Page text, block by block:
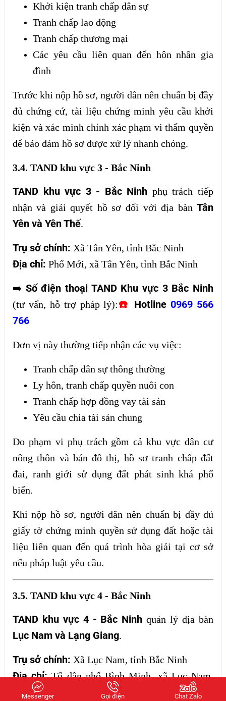
Khởi kiện tranh chấp dân sự
Tranh chấp lao động
Tranh chấp thương mại
Các yêu cầu liên quan đến hôn nhân gia
đình
Trước khi nộp hồ sơ, người dân nên chuẩn bị đầy
đủ chứng cứ, tài liệu chứng minh yêu cầu khởi
kiện và xác minh chính xác phạm vi thẩm quyền
để bảo đảm hồ sơ được xử lý nhanh chóng.
3.4. TAND khu vực 3 - Bắc Ninh
TAND khu vực 3 - Bắc Ninh phụ trách tiếp
nhận và giải quyết hồ sơ đối với địa bànTân
Yên và Yên Thế.
Trụ sở chính: Xã Tân Yên, tỉnh Bắc Ninh
Địa chỉ: Phố Mới, xã Tân Yên, tỉnh Bắc Ninh
➡️ Số điện thoại TAND Khu vực 3 Bắc Ninh
(tư vấn, hỗ trợ pháp lý):☎️ Hotline 0969 566
766
Đơn vị này thường tiếp nhận các vụ việc:
Tranh chấp dân sự thông thường
Ly hôn, tranh chấp quyền nuôi con
Tranh chấp hợp đồng vay tài sản
Yêu cầu chia tài sản chung
Do phạm vi phụ trách gồm cả khu vực dân cư
nông thôn và bán đô thị, hồ sơ tranh chấp đất
đai, ranh giới sử dụng đất phát sinh khá phổ
biến.
Khi nộp hồ sơ, người dân nên chuẩn bị đầy đủ
giấy tờ chứng minh quyền sử dụng đất hoặc tài
liệu liên quan đến quá trình hòa giải tại cơ sở
nếu pháp luật yêu cầu.
3.5. TAND khu vực 4 - Bắc Ninh
TAND khu vực 4 - Bắc Ninh quản lý địa bàn
Lục Nam và Lạng Giang.
Trụ sở chính: Xã Lục Nam, tỉnh Bắc Ninh
Địa chỉ:Tổ dân phố Bình Minh, xã Lục Nam,
tỉnh Bắc Ninh
Messenger Gọi điện Chat Zalo